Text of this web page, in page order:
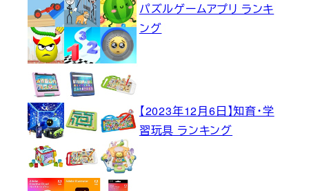
パズルゲームアプリ ランキ
ング
【2023年12月6日】知育・学
習玩具 ランキング